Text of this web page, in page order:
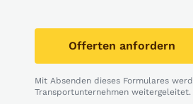
Offerten anfordern
Mit Absenden dieses Formulares
Transportunternehmen weitergeleitet.